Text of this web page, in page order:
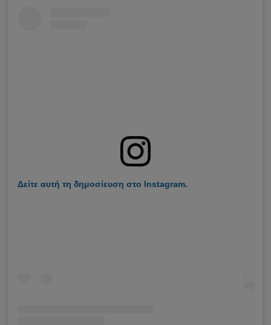
Δείτε αυτή τη δημοσίευση στο Instagram.